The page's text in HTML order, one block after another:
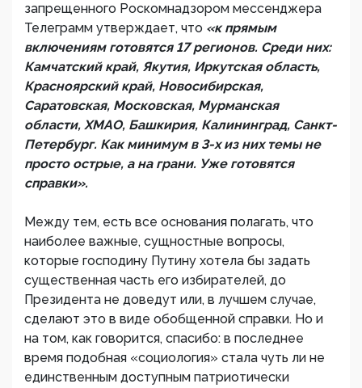
запрещенного Роскомнадзором мессенджера
Телеграмм утверждает, что «к прямым
включениям готовятся 17 регионов. Среди них:
Камчатский край, Якутия, Иркутская область,
Красноярский край, Новосибирская,
Саратовская, Московская, Мурманская
области, ХМАО, Башкирия, Калининград, Санкт-
Петербург. Как минимум в 3-х из них темы не
просто острые, а на грани. Уже готовятся
справки».
Между тем, есть все основания полагать, что
наиболее важные, сущностные вопросы,
которые господину Путину хотела бы задать
существенная часть его избирателей, до
Президента не доведут или, в лучшем случае,
сделают это в виде обобщенной справки. Но и
на том, как говорится, спасибо: в последнее
время подобная «социология» стала чуть ли не
единственным доступным патриотически